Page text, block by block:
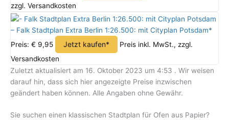
zzgl. Versandkosten
– Falk Stadtplan Extra Berlin 1:26.500: mit Cityplan Potsdam*
Preis: € 9,95
Jetzt kaufen*
Preis inkl. MwSt., zzgl.
Versandkosten
Zuletzt aktualisiert am 16. Oktober 2023 um 4:53 . Wir weisen
darauf hin, dass sich hier angezeigte Preise inzwischen
geändert haben können. Alle Angaben ohne Gewähr.
Sie suchen einen klassischen Stadtplan für Ofen aus Papier?